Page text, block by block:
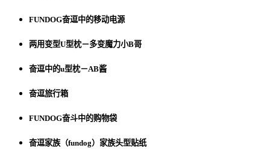
FUNDOG奋逗中的移动电源
两用变型U型枕－多变魔力小B哥
奋逗中的u型枕－AB酱
奋逗旅行箱
FUNDOG奋斗中的购物袋
奋逗家族（fundog）家族头型贴纸